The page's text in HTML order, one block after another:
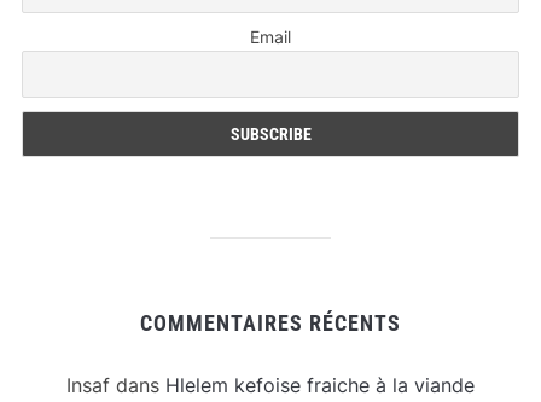
Email
COMMENTAIRES RÉCENTS
Insaf dans Hlelem kefoise fraiche à la viande